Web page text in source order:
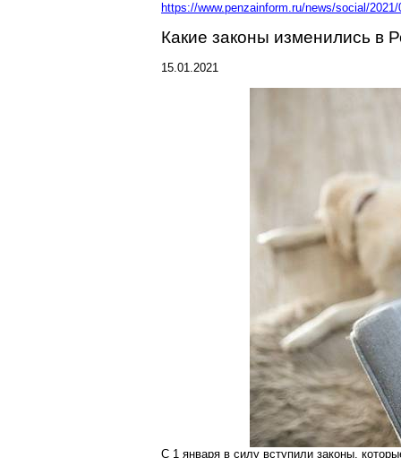
https://www.penzainform.ru/news/social/
Какие законы изменились в
15.01.2021
С 1 января в силу вступили законы,